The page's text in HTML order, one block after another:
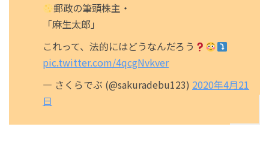
郵政の筆頭株主・
「麻生太郎」
これって、法的にはどうなんだろう
pic.twitter.com/4qcgNvkver
— さくらでぶ (@sakuradebu123) 2020年4月21
日